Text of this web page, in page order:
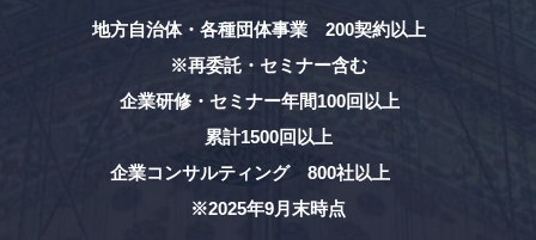
地方自治体・各種団体事業 200契約以上
※再委託・セミナー含む
企業研修・セミナー年間100回以上
累計1500回以上
企業コンサルティング 800社以上
※2025年9月末時点